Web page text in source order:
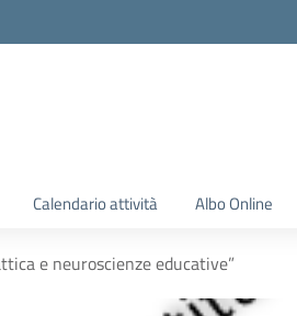
Calendario attività Albo Online
e neuroscienze educative”